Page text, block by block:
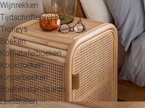
Wijnrekken
Tijdschriftenrekken
Trolleys
Boeken
Koffietafelboeken
Kookboeken
Kinderboeken
Boekenstandaards
Leesbrillen